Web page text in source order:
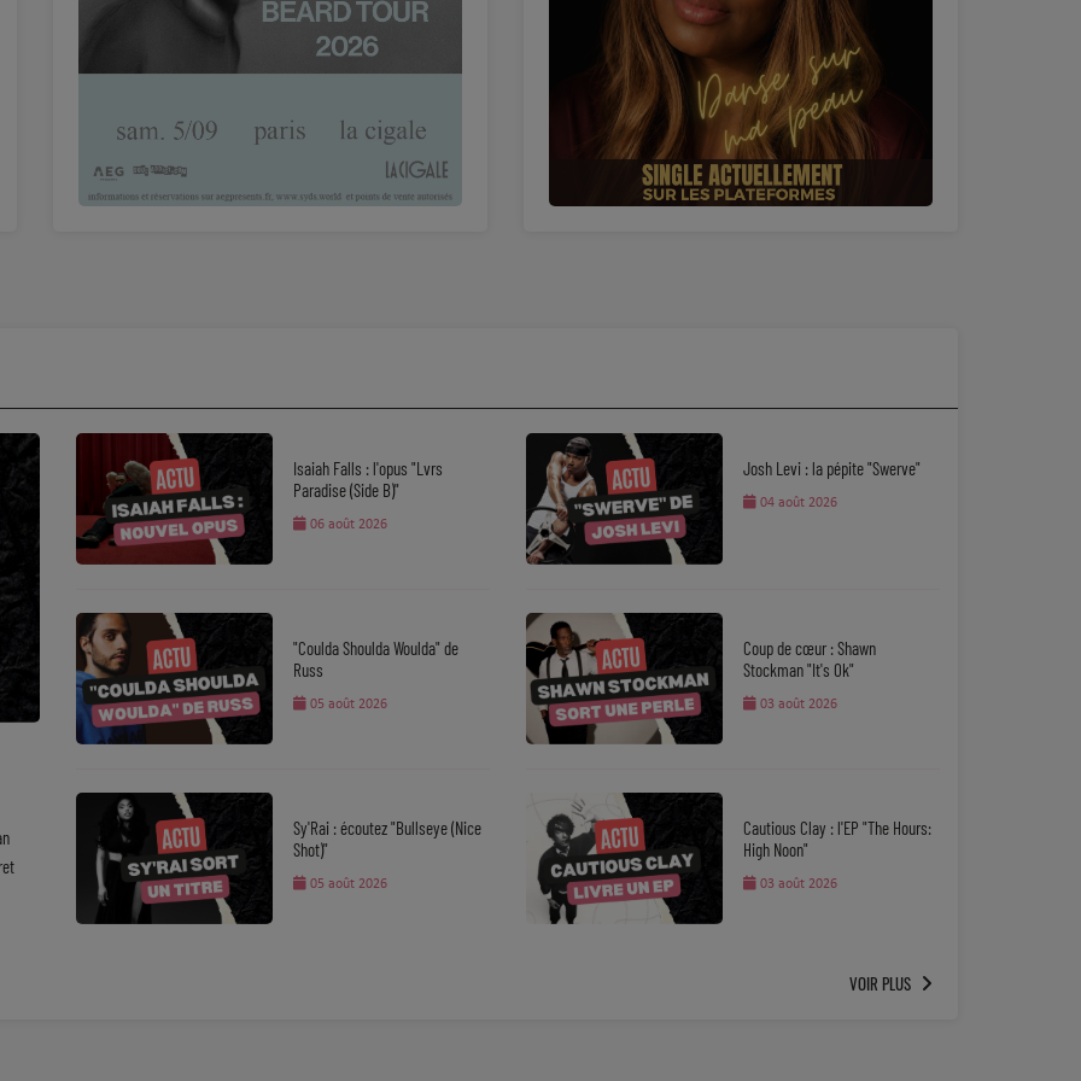
Isaiah Falls : l'opus "Lvrs
Paradise (Side B)"
06 août 2026
"Coulda Shoulda Woulda" de
Russ
05 août 2026
Sy'Rai : écoutez "Bullseye (Nice
Shot)"
05 août 2026
Josh Levi : la pépite "Swerve"
04 août 2026
Coup de cœur : Shawn
Stockman "It's Ok"
03 août 2026
Cautious Clay : l'EP "The Hours:
High Noon"
03 août 2026
VOIR PLUS